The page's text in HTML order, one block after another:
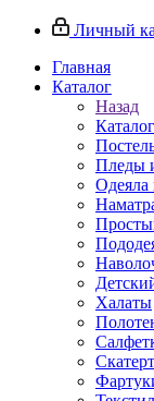
Личный
Главная
Каталог
Назад
Каталог
Пледы
Халаты